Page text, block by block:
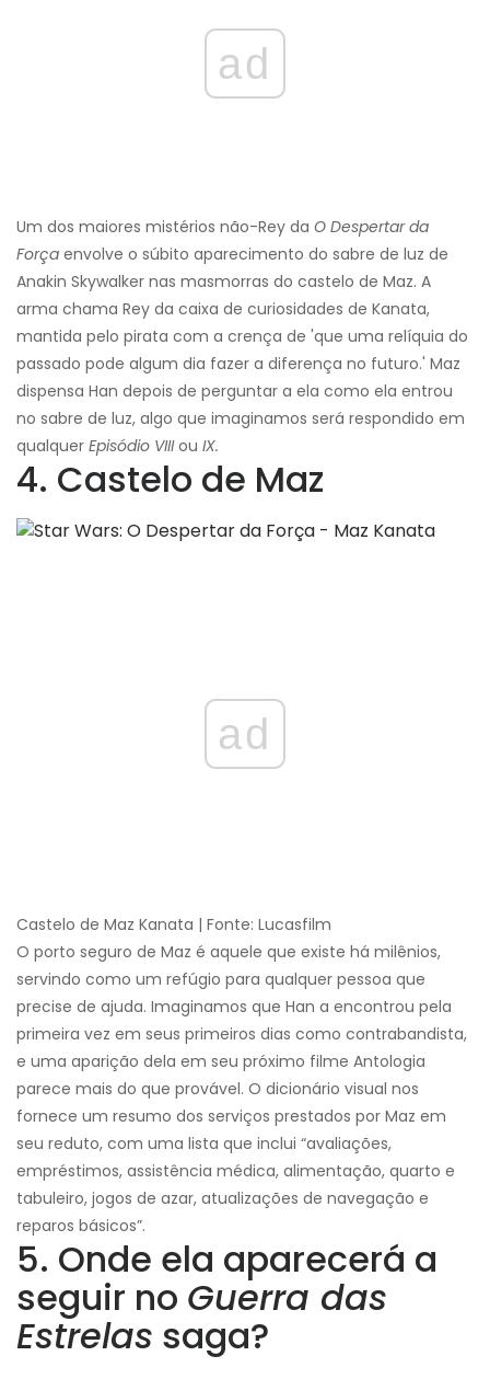
ad
Um dos maiores mistérios não-Rey da O Despertar da
Força envolve o súbito aparecimento do sabre de luz de
Anakin Skywalker nas masmorras do castelo de Maz. A
arma chama Rey da caixa de curiosidades de Kanata,
mantida pelo pirata com a crença de 'que uma relíquia do
passado pode algum dia fazer a diferença no futuro.' Maz
dispensa Han depois de perguntar a ela como ela entrou
no sabre de luz, algo que imaginamos será respondido em
qualquer Episódio VIIIou IX.
4. Castelo de Maz
ad
Castelo de Maz Kanata | Fonte: Lucasfilm
O porto seguro de Maz é aquele que existe há milênios,
servindo como um refúgio para qualquer pessoa que
precise de ajuda. Imaginamos que Han a encontrou pela
primeira vez em seus primeiros dias como contrabandista,
e uma aparição dela em seu próximo filme Antologia
parece mais do que provável. O dicionário visual nos
fornece um resumo dos serviços prestados por Maz em
seu reduto, com uma lista que inclui “avaliações,
empréstimos, assistência médica, alimentação, quarto e
tabuleiro, jogos de azar, atualizações de navegação e
reparos básicos”.
5. Onde ela aparecerá a
seguir no Guerra das
Estrelas saga?